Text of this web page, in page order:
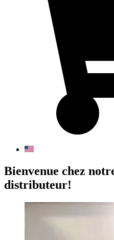
Bienvenue chez
distributeur!